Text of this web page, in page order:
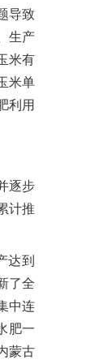
导致
生产
米有
米单
利用
逐步
计推
达到
了全
中连
肥一
蒙古